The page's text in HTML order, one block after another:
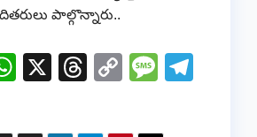
పాల్గొన్నారు..
W
X
T
C
M